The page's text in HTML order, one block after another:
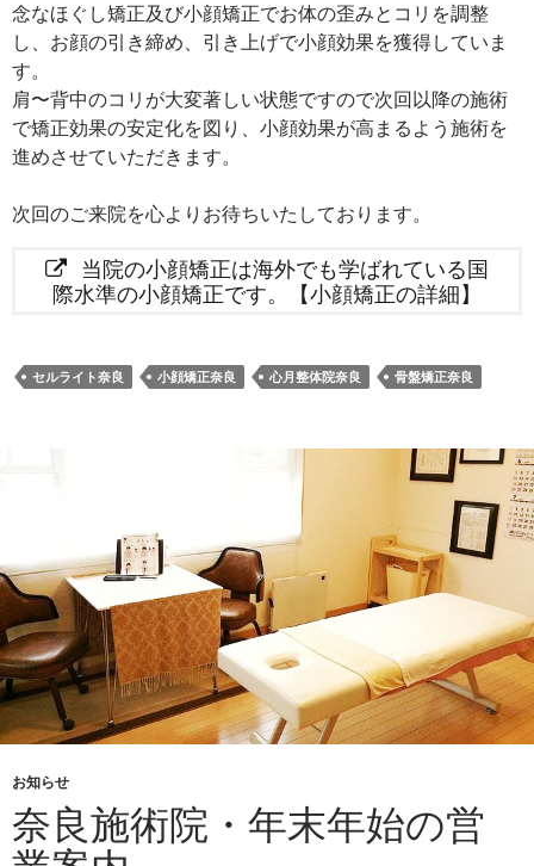
念なほぐし矯正及び小顔矯正でお体の歪みとコリを調整
し、お顔の引き締め、引き上げで小顔効果を獲得していま
す。
肩〜背中のコリが大変著しい状態ですので次回以降の施術
で矯正効果の安定化を図り、小顔効果が高まるよう施術を
進めさせていただきます。
次回のご来院を心よりお待ちいたしております。
当院の小顔矯正は海外でも学ばれている国
際水準の小顔矯正です。【小顔矯正の詳細】
セルライト奈良 小顔矯正奈良 心月整体院奈良 骨盤矯正奈良
お知らせ
奈良施術院・年末年始の営